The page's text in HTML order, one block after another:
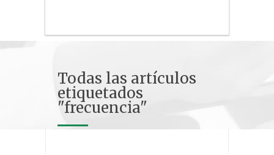
Todas las artículos
etiquetados
"frecuencia"